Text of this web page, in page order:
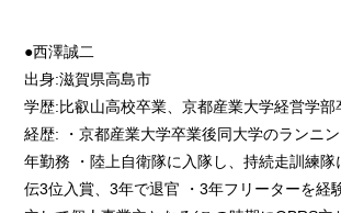
●西澤誠二
出身:滋賀県高島市
学歴:比叡山高校卒業、京都産業大学経営学部
経歴: ・京都産業大学卒業後同大学のランニ
年勤務 ・陸上自衛隊に入隊し、持続走訓練隊
伝3位入賞、3年で退官 ・3年フリーターを経